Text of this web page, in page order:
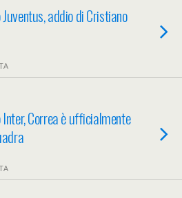
addio di Cristiano
Correa è ufficialmente